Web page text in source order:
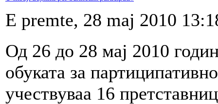
E premte, 28 maj 2010
Од 26 до 28 мај 2010
обуката за
учествуваа 16